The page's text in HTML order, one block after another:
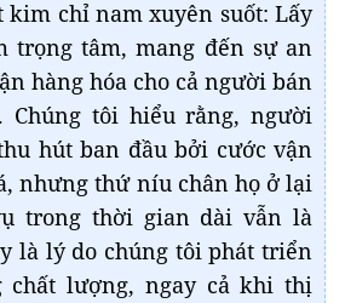
kim chỉ nam xuyên suốt: Lấy
trọng tâm, mang đến sự an
hàng hóa cho cả người bán
Chúng tôi hiểu rằng, người
hút ban đầu bởi cước vận
nhưng thứ níu chân họ ở lại
trong thời gian dài vẫn là
là lý do chúng tôi phát triển
chất lượng, ngay cả khi thị